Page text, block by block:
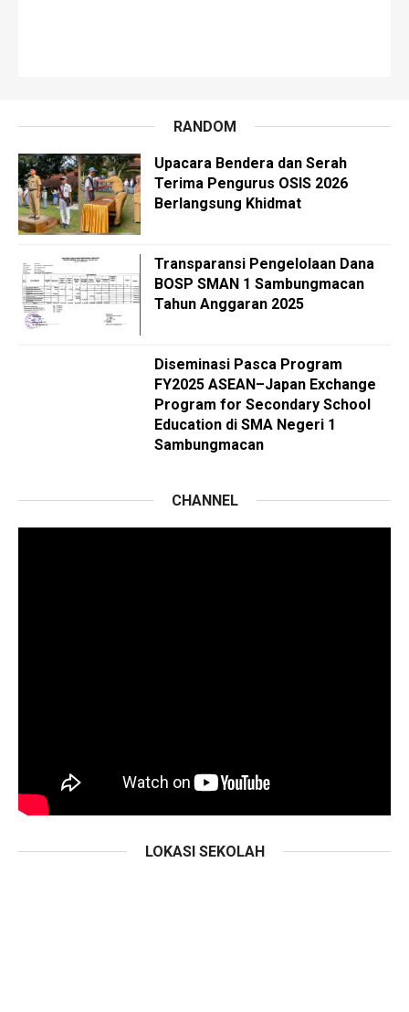
RANDOM
Upacara Bendera dan Serah
Terima Pengurus OSIS 2026
Berlangsung Khidmat
Transparansi Pengelolaan Dana
BOSP SMAN 1 Sambungmacan
Tahun Anggaran 2025
Diseminasi Pasca Program
FY2025 ASEAN–Japan Exchange
Program for Secondary School
Education di SMA Negeri 1
Sambungmacan
CHANNEL
LOKASI SEKOLAH